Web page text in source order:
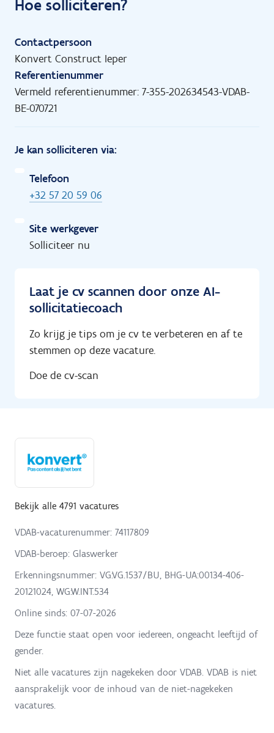
Hoe solliciteren?
Contactpersoon
Konvert Construct Ieper
Referentienummer
Vermeld referentienummer: 7-355-202634543-VDAB-
BE-070721
Je kan solliciteren via:
Telefoon
+32 57 20 59 06
Site werkgever
Solliciteer nu
Laat je cv scannen door onze AI-
sollicitatiecoach
Zo krijg je tips om je cv te verbeteren en af te
stemmen op deze vacature.
Doe de cv-scan
Bekijk alle 4791 vacatures
VDAB-vacaturenummer: 74117809
VDAB-beroep: Glaswerker
Erkenningsnummer: VG:VG.1537/BU, BHG-UA:00134-406-
20121024, WG:W.INT.534
Online sinds: 07-07-2026
Deze functie staat open voor iedereen, ongeacht leeftijd of
gender.
Niet alle vacatures zijn nagekeken door VDAB. VDAB is niet
aansprakelijk voor de inhoud van de niet-nagekeken
vacatures.